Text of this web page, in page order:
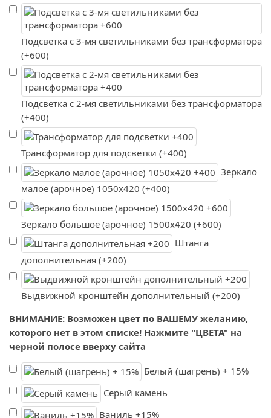
Подсветка с 3-мя светильниками без трансформатора
(+600)
Подсветка с 2-мя светильниками без трансформатора
(+400)
Трансформатор для подсветки (+400)
Зеркало
малое (арочное) 1050х420 (+400)
Зеркало большое (арочное) 1500х420 (+600)
Штанга
дополнительная (+200)
Выдвижной кронштейн дополнительный (+200)
ВНИМАНИЕ: Возможен цвет по ВАШЕМУ желанию,
которого нет в этом списке! Нажмите "ЦВЕТА" на
черной полосе вверху сайта
Белый (шагрень) + 15%
Серый камень
Ваниль +15%